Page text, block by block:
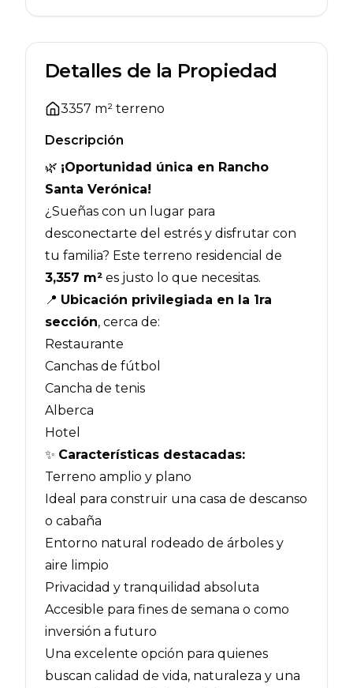
Detalles de la Propiedad
3357 m² terreno
Descripción
🌿 ¡Oportunidad única en Rancho
Santa Verónica!
¿Sueñas con un lugar para
desconectarte del estrés y disfrutar con
tu familia? Este terreno residencial de
3,357 m² es justo lo que necesitas.
📍 Ubicación privilegiada en la 1ra
sección, cerca de:
Restaurante
Canchas de fútbol
Cancha de tenis
Alberca
Hotel
✨ Características destacadas:
Terreno amplio y plano
Ideal para construir una casa de descanso
o cabaña
Entorno natural rodeado de árboles y
aire limpio
Privacidad y tranquilidad absoluta
Accesible para fines de semana o como
inversión a futuro
Una excelente opción para quienes
buscan calidad de vida, naturaleza y una